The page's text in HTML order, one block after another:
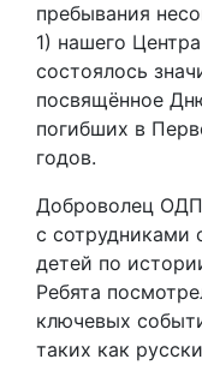
пребывания
1) нашего
состоялось
посвящённое
погибших в
годов.
Доброволец
с сотрудниками
детей по
Ребята
ключевых
таких как